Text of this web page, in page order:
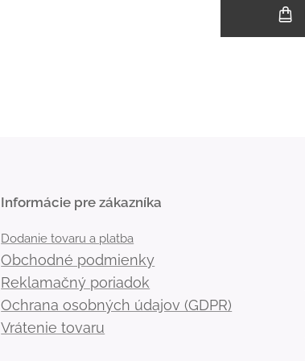
Informácie pre zákazníka
Dodanie tovaru a platba
Obchodné podmienky
Reklamačný poriadok
Ochrana osobných údajov (GDPR)
Vrátenie tovaru